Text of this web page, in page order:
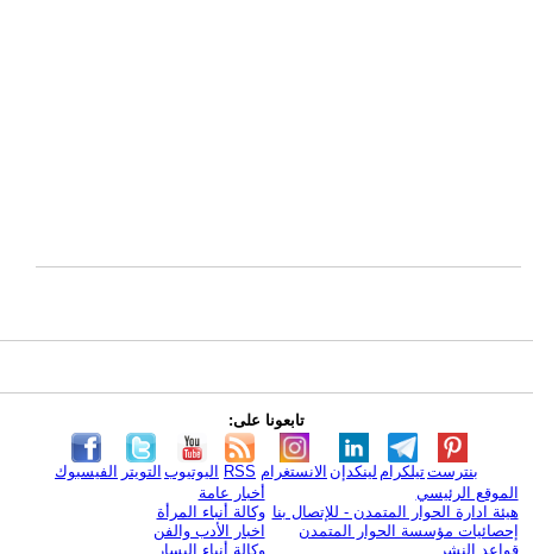
تابعونا على:
الفيسبوك التويتر اليوتيوب RSS الانستغرام لينكدإن تيلكرامبنترست
الموقع الرئيسي
هيئة ادارة الحوار المتمدن - للإتصال بنا
إحصائيات مؤسسة الحوار المتمدن
قواعد النشر
أخبار عامة
وكالة أنباء المرأة
اخبار الأدب والفن
وكالة أنباء اليسار